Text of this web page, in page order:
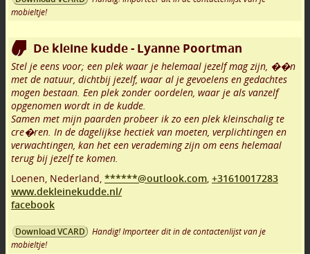
mobieltje!
De kleine kudde - Lyanne Poortman
Stel je eens voor; een plek waar je helemaal jezelf mag zijn, ��n
met de natuur, dichtbij jezelf, waar al je gevoelens en gedachtes
mogen bestaan. Een plek zonder oordelen, waar je als vanzelf
opgenomen wordt in de kudde.
Samen met mijn paarden probeer ik zo een plek kleinschalig te
cre�ren. In de dagelijkse hectiek van moeten, verplichtingen en
verwachtingen, kan het een verademing zijn om eens helemaal
terug bij jezelf te komen.
Loenen, Nederland, ******@outlook.com, +31610017283
www.dekleinekudde.nl/
facebook
Download VCARD
Handig! Importeer dit in de contactenlijst van je
mobieltje!